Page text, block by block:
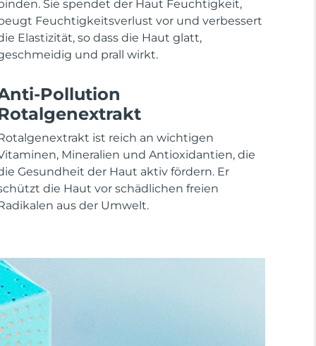
Sie spendet der Haut Feuchtigkeit,
Feuchtigkeitsverlust vor und verbessert
Elastizität, so dass die Haut glatt,
und prall wirkt.
Pollution
ist reich an wichtigen
Mineralien und Antioxidantien, die
Gesundheit der Haut aktiv fördern. Er
die Haut vor schädlichen freien
aus der Umwelt.